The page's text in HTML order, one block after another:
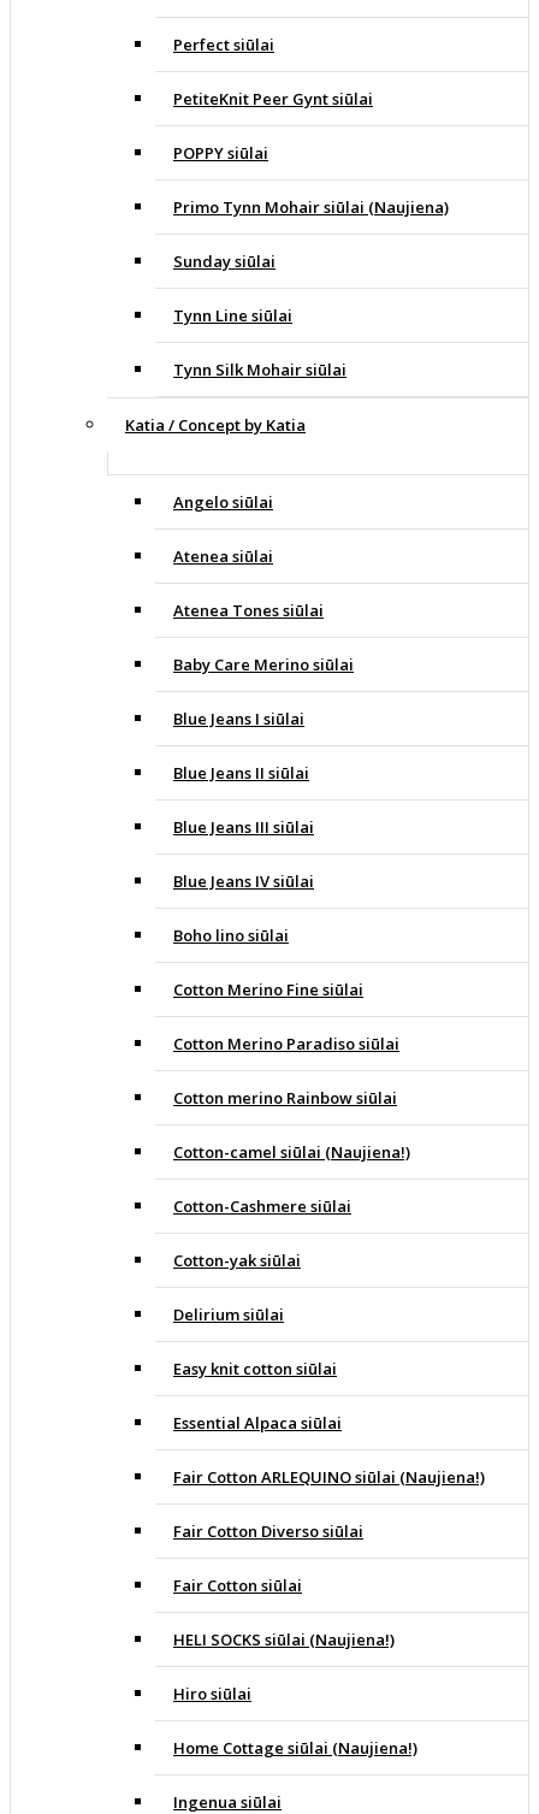
Perfect siūlai
PetiteKnit Peer Gynt siūlai
POPPY siūlai
Primo Tynn Mohair siūlai (Naujiena)
Sunday siūlai
Tynn Line siūlai
Tynn Silk Mohair siūlai
Katia / Concept by Katia
Angelo siūlai
Atenea siūlai
Atenea Tones siūlai
Baby Care Merino siūlai
Blue Jeans I siūlai
Blue Jeans II siūlai
Blue Jeans III siūlai
Blue Jeans IV siūlai
Boho lino siūlai
Cotton Merino Fine siūlai
Cotton Merino Paradiso siūlai
Cotton merino Rainbow siūlai
Cotton-camel siūlai (Naujiena!)
Cotton-Cashmere siūlai
Cotton-yak siūlai
Delirium siūlai
Easy knit cotton siūlai
Essential Alpaca siūlai
Fair Cotton ARLEQUINO siūlai (Naujiena!)
Fair Cotton Diverso siūlai
Fair Cotton siūlai
HELI SOCKS siūlai (Naujiena!)
Hiro siūlai
Home Cottage siūlai (Naujiena!)
Ingenua siūlai